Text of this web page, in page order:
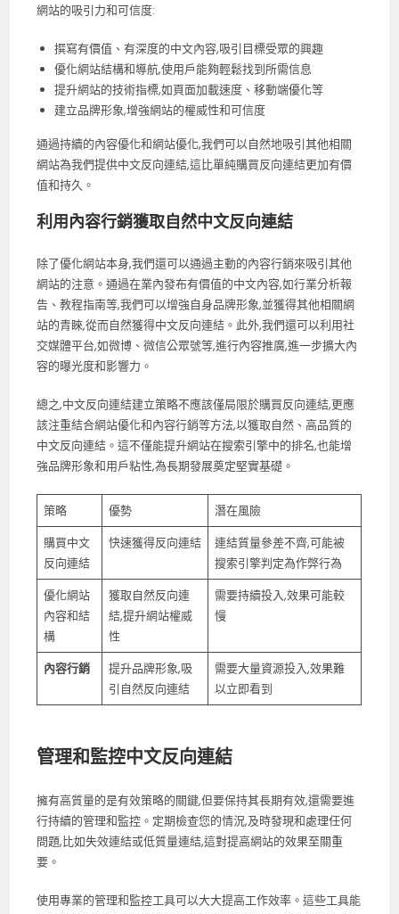
網站的吸引力和可信度:
撰寫有價值、有深度的中文內容,吸引目標受眾的興趣
優化網站結構和導航,使用戶能夠輕鬆找到所需信息
提升網站的技術指標,如頁面加載速度、移動端優化等
建立品牌形象,增強網站的權威性和可信度
通過持續的內容優化和網站優化,我們可以自然地吸引其他相關
網站為我們提供中文反向連結,這比單純購買反向連結更加有價
值和持久。
利用內容行銷獲取自然中文反向連結
除了優化網站本身,我們還可以通過主動的內容行銷來吸引其他
網站的注意。通過在業內發布有價值的中文內容,如行業分析報
告、教程指南等,我們可以增強自身品牌形象,並獲得其他相關網
站的青睞,從而自然獲得中文反向連結。此外,我們還可以利用社
交媒體平台,如微博、微信公眾號等,進行內容推廣,進一步擴大內
容的曝光度和影響力。
總之,中文反向連結建立策略不應該僅局限於購買反向連結,更應
該注重結合網站優化和內容行銷等方法,以獲取自然、高品質的
中文反向連結。這不僅能提升網站在搜索引擎中的排名,也能增
強品牌形象和用戶粘性,為長期發展奠定堅實基礎。
策略 優勢
潛在風險
購買中文
反向連結
快速獲得反向連結
連結質量參差不齊,可能被
搜索引擎判定為作弊行為
優化網站
內容和結
構
獲取自然反向連
結,提升網站權威
性
需要持續投入,效果可能較
慢
內容行銷
提升品牌形象,吸
引自然反向連結
需要大量資源投入,效果難
以立即看到
管理和監控中文反向連結
擁有高質量的是有效策略的關鍵,但要保持其長期有效,還需要進
行持續的管理和監控。定期檢查您的情況,及時發現和處理任何
問題,比如失效連結或低質量連結,這對提高網站的效果至關重
要。
使用專業的管理和監控工具可以大大提高工作效率。這些工具能